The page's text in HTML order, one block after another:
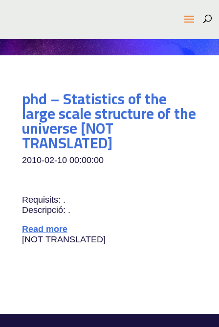
phd – Statistics of the
large scale structure of the
universe [NOT
TRANSLATED]
2010-02-10 00:00:00
Requisits: .
Descripció: .
Read more
[NOT TRANSLATED]